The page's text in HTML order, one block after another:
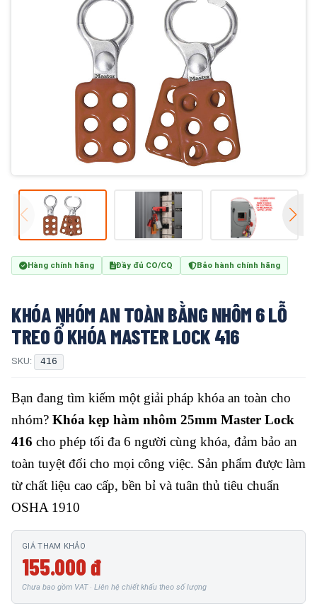
Hàng chính hãng Đầy đủ CO/CQ Bảo hành chính hãng
KHÓA NHÓM AN TOÀN BẰNG NHÔM 6 LỖ
TREO Ổ KHÓA MASTER LOCK 416
SKU: 416
Bạn đang tìm kiếm một giải pháp khóa an toàn cho
nhóm? Khóa kẹp hàm nhôm 25mm Master Lock
416 cho phép tối đa 6 người cùng khóa, đảm bảo an
toàn tuyệt đối cho mọi công việc. Sản phẩm được làm
từ chất liệu cao cấp, bền bỉ và tuân thủ tiêu chuẩn
OSHA 1910
GIÁ THAM KHẢO
155.000 đ
Chưa bao gồm VAT · Liên hệ chiết khấu theo số lượng